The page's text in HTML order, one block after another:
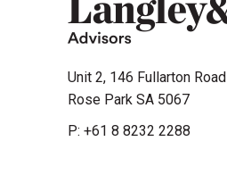
Unit 2, 146 Fullarton Road
Rose Park SA 5067
P: +61 8 8232 2288